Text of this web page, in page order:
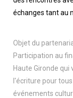
échanges tant au
Objet du
Participation au
Haute Gironde
l'écriture pour
événements